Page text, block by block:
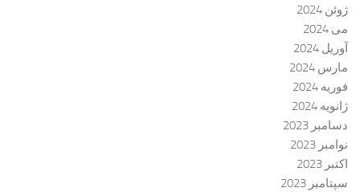
ژوئن 2024
می 2024
آوریل 2024
مارس 2024
فوریه 2024
ژانویه 2024
دسامبر 2023
نوامبر 2023
اکتبر 2023
سپتامبر 2023